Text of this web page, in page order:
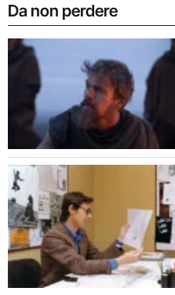
Da non perdere